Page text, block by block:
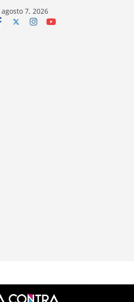
agosto 7, 2026